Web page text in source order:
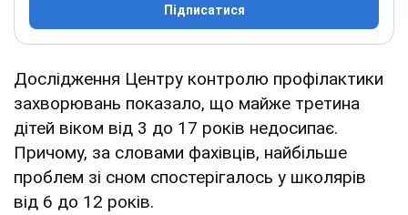
Підписатися
Дослідження Центру контролю профілактики
захворювань показало, що майже третина
дітей віком від 3 до 17 років недосипає.
Причому, за словами фахівців, найбільше
проблем зі сном спостерігалось у школярів
від 6 до 12 років.